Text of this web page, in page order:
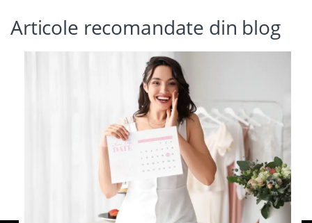
Articole recomandate din blog